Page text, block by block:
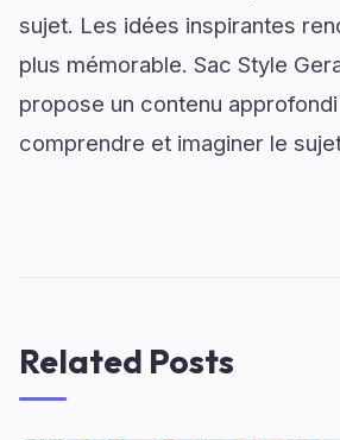
sujet. Les idées inspirantes
plus mémorable. Sac Style
propose un contenu
comprendre et imaginer le
Related Posts